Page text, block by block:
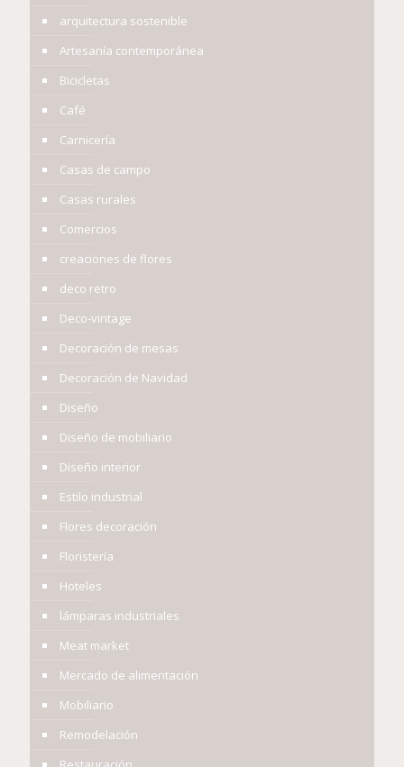
arquitectura sostenible
Artesanía contemporánea
Bicicletas
Café
Carnicería
Casas de campo
Casas rurales
Comercios
creaciones de flores
deco retro
Deco-vintage
Decoración de mesas
Decoración de Navidad
Diseño
Diseño de mobiliario
Diseño interior
Estilo industrial
Flores decoración
Floristería
Hoteles
lámparas industriales
Meat market
Mercado de alimentación
Mobiliario
Remodelación